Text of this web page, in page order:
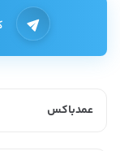
ملزومات
از جمله محصولاتی
1. لوازم آرایشی
عمدباکس